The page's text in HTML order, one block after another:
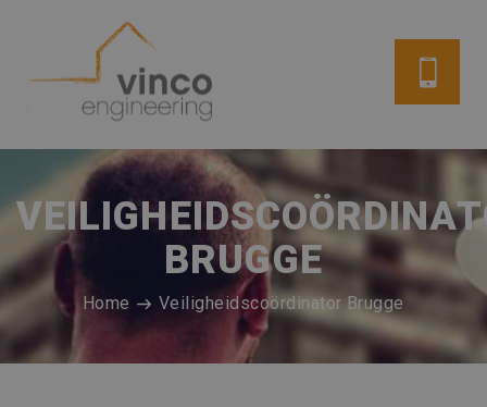
BRUGGE
Home Veiligheidscoördinator Brugge